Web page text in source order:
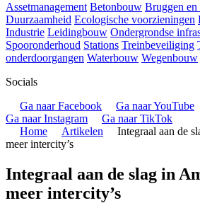
Assetmanagement Betonbouw Bruggen en
Duurzaamheid Ecologische voorzieningen
Industrie Leidingbouw Ondergrondse
Spooronderhoud Stations Treinbeveiliging
onderdoorgangen Waterbouw Wegenbouw
Socials
Ga naar Facebook
Ga naar YouTube
Ga naar Instagram
Ga naar TikTok
Home
Artikelen
Integraal aan de
meer intercity’s
Integraal aan de slag in
meer intercity’s